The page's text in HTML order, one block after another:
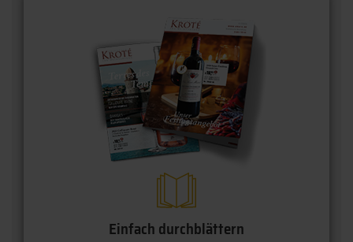
Einfach durchblättern